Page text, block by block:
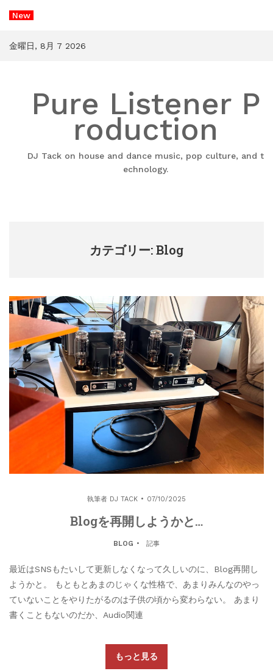
New
金曜日, 8月 7 2026
Pure Listener P
roduction
DJ Tack on house and dance music, pop culture, and t
echnology.
カテゴリー: Blog
執筆者 DJ TACK 07/10/2025
Blogを再開しようかと…
BLOG 記事
最近はSNSもたいして更新しなくなって久しいのに、Blog再開し
ようかと。 もともとあまのじゃくな性格で、あまりみんなのやっ
ていないことをやりたがるのは子供の頃から変わらない。 あまり
書くこともないのだか、Audio関連
もっと見る